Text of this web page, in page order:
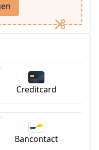
Creditcard
Bancontact